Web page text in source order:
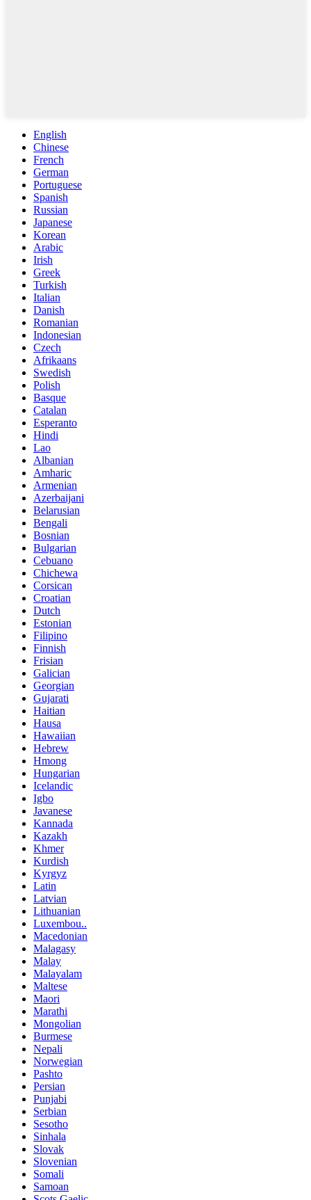
English
Chinese
French
German
Portuguese
Spanish
Russian
Japanese
Korean
Arabic
Irish
Greek
Turkish
Italian
Danish
Romanian
Indonesian
Czech
Afrikaans
Swedish
Polish
Basque
Catalan
Esperanto
Hindi
Lao
Albanian
Amharic
Armenian
Azerbaijani
Belarusian
Bengali
Bosnian
Bulgarian
Cebuano
Chichewa
Corsican
Croatian
Dutch
Estonian
Filipino
Finnish
Frisian
Galician
Georgian
Gujarati
Haitian
Hausa
Hawaiian
Hebrew
Hmong
Hungarian
Icelandic
Igbo
Javanese
Kannada
Kazakh
Khmer
Kurdish
Kyrgyz
Latin
Latvian
Lithuanian
Luxembou..
Macedonian
Malagasy
Malay
Malayalam
Maltese
Maori
Marathi
Mongolian
Burmese
Nepali
Norwegian
Pashto
Persian
Punjabi
Serbian
Sesotho
Sinhala
Slovak
Slovenian
Somali
Samoan